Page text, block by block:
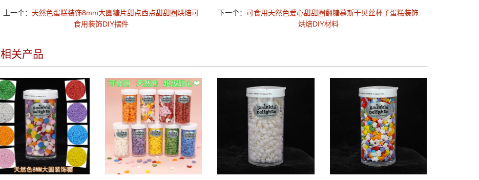
上一个： 天然色蛋糕装饰8mm大圆糖片甜点西点甜甜圈烘焙可
食用装饰DIY摆件
下一个：可食用天然色爱心甜甜圈翻糖慕斯干贝丝杯子蛋糕装饰
烘焙DIY材料
相关产品